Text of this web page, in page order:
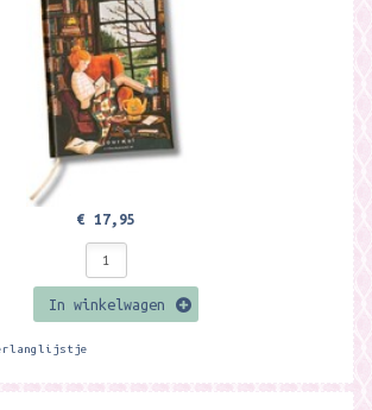
€ 17,95
In winkelwagen